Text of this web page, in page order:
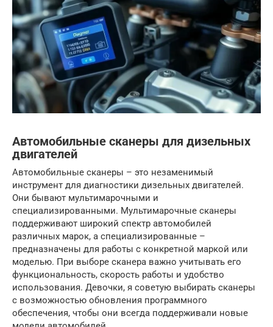
Автомобильные сканеры для дизельных
двигателей
Автомобильные сканеры – это незаменимый
инструмент для диагностики дизельных двигателей.
Они бывают мультимарочными и
специализированными. Мультимарочные сканеры
поддерживают широкий спектр автомобилей
различных марок, а специализированные –
предназначены для работы с конкретной маркой или
моделью. При выборе сканера важно учитывать его
функциональность, скорость работы и удобство
использования. Девочки, я советую выбирать сканеры
с возможностью обновления программного
обеспечения, чтобы они всегда поддерживали новые